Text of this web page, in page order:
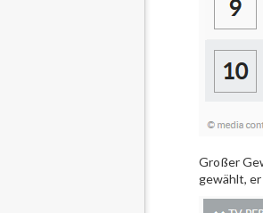
Großer
gewählt,